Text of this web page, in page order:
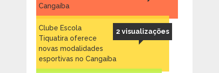
Cangaíba
2 visualizações
Clube Escola
Tiquatira oferece
novas modalidades
esportivas no Cangaíba